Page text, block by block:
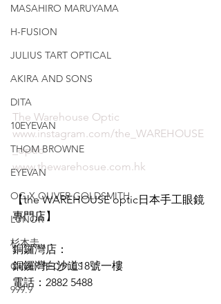
MASAHIRO MARUYAMA
H-FUSION
JULIUS TART OPTICAL
AKIRA AND SONS
DITA
10EYEVAN
THOM BROWNE
EYEVAN
OG X OLIVER GOLDSMITH
LUNOR
杉本圭
OLVER PEOPLES
999.9
The Warehouse Optic
www.instagram.com/the_WAREHOUSE
_optic
www.thewarehosue.com.hk
【the WAREHOUSE optic日本手工眼鏡
專門店】
銅鑼灣店：
銅鑼灣白沙道18號一樓
電話：2882 5488